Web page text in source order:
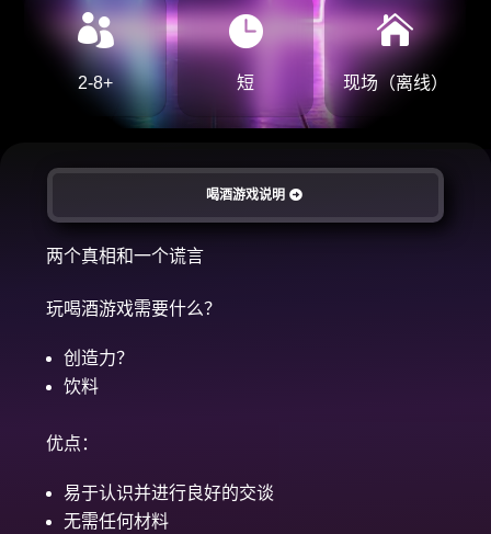

2-8+

短

现场（离线）
喝酒游戏说明
两个真相和一个谎言
玩喝酒游戏需要什么？
创造力？
饮料
优点：
易于认识并进行良好的交谈
无需任何材料